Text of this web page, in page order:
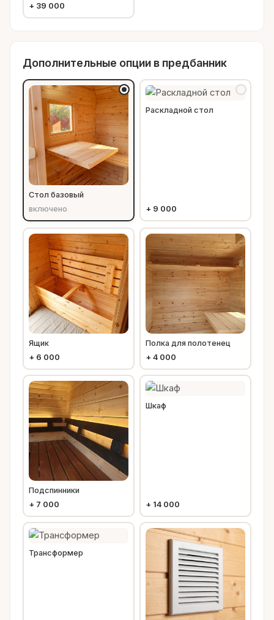
+ 39 000
Дополнительные опции в предбанник
Стол базовый
включено
Раскладной стол
+ 9 000
Ящик
+ 6 000
Полка для полотенец
+ 4 000
Подспинники
+ 7 000
Шкаф
+ 14 000
Трансформер